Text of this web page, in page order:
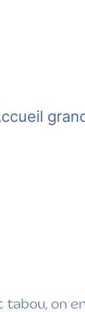
tabou, on